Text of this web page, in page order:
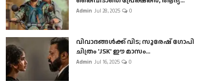
Admin Jul 28, 2025 0
വിവാദങ്ങൾക്ക് വിട; സുരേഷ് ഗോപി
ചിത്രം 'JSK' ഈ മാസം...
Admin Jul 16, 2025 0